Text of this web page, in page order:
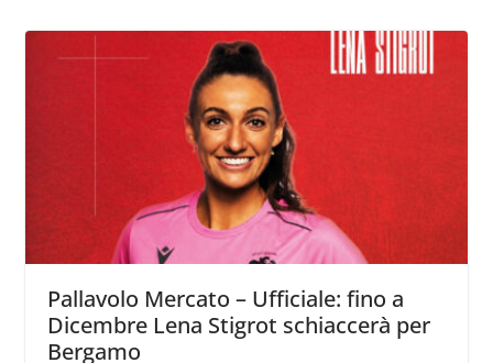
Pallavolo Mercato – Ufficiale: fino a
Dicembre Lena Stigrot schiaccerà per
Bergamo